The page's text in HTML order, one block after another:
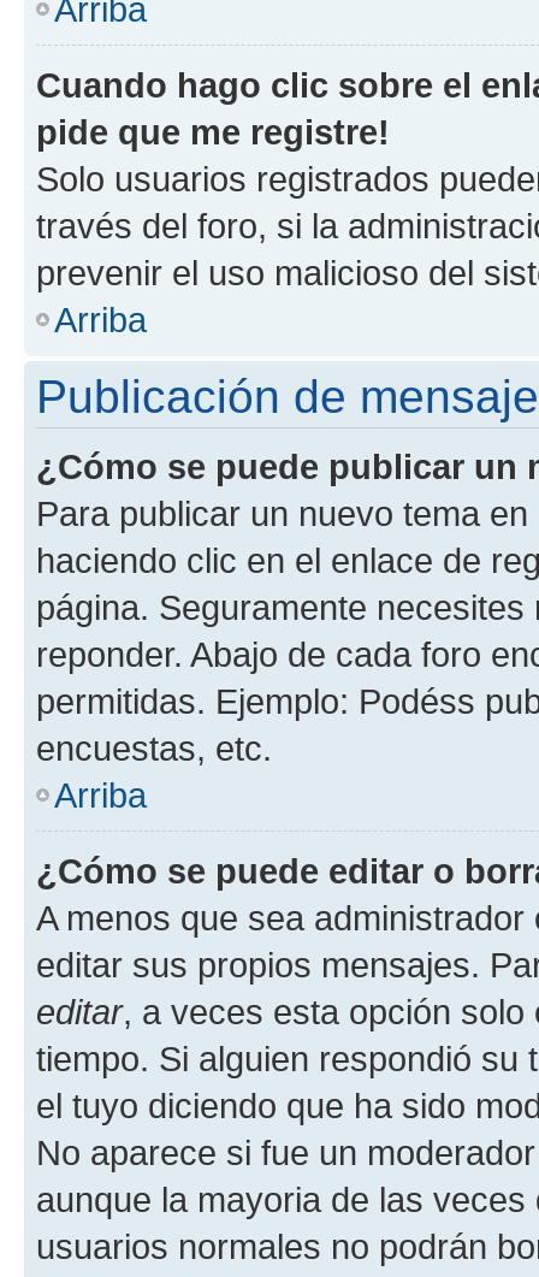
Arriba
Cuando hago clic sobre el
pide que me registre!
Solo usuarios registrados
través del foro, si la
prevenir el uso malicioso del
Arriba
Publicación de
¿Cómo se puede publicar un
Para publicar un nuevo tema
haciendo clic en el enlace de
página. Seguramente
reponder. Abajo de cada foro
permitidas. Ejemplo: Podéss
encuestas, etc.
Arriba
¿Cómo se puede editar o
A menos que sea
editar sus propios mensajes.
editar, a veces esta opción
tiempo. Si alguien respondió
el tuyo diciendo que ha sido
No aparece si fue un
aunque la mayoria de las
usuarios normales no podrán